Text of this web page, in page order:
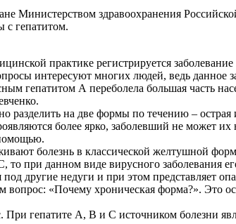
Министерством здравоохранения
гепатитом.
практике регистрируется
интересуют многих людей, ведь данное
гепатитом А переболела большая часть
разделить на две формы по течению –
более ярко, заболевший не может
болезнь в классической желтушной
то при данном виде вирусного
другие недуги и при этом представляет
вопрос: «Почему хроническая форма?». Это
При гепатите А, В и С источником болезни